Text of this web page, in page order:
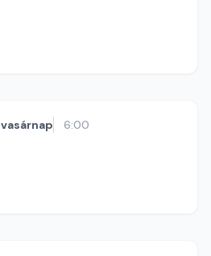
vasárnap 6:00